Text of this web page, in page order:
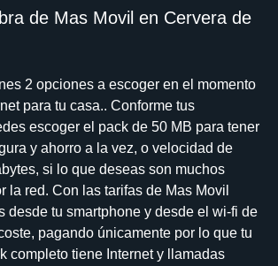
de Mas Movil en Cervera de
2 opciones a escoger en el momento
para tu casa.. Conforme tus
escoger el pack de 50 MB para tener
y ahorro a la vez, o velocidad de
si lo que deseas son muchos
la red. Con las tarifas de Mas Movil
desde tu smartphone y desde el wi-fi de
pagando únicamente por lo que tu
completo tiene Internet y llamadas